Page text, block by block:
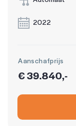
2022
Aanschafprijs
€ 39.840,-